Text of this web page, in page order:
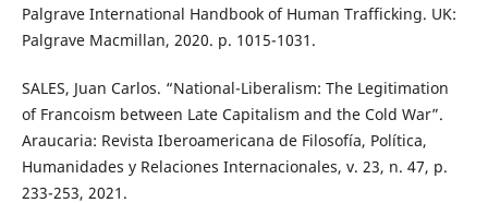
Palgrave International Handbook of Human Trafficking. UK:
Palgrave Macmillan, 2020. p. 1015-1031.
SALES, Juan Carlos. “National-Liberalism: The Legitimation
of Francoism between Late Capitalism and the Cold War”.
Araucaria: Revista Iberoamericana de Filosofía, Política,
Humanidades y Relaciones Internacionales, v. 23, n. 47, p.
233-253, 2021.